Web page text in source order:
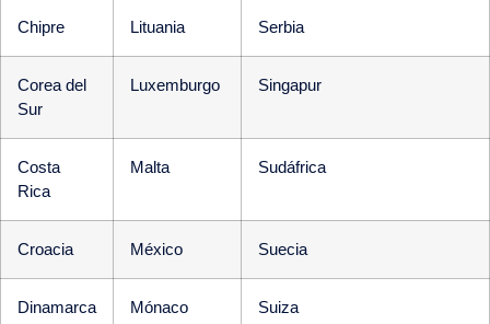
Chipre Lituania Serbia
Corea del
Sur
Luxemburgo Singapur
Costa
Rica
Malta Sudáfrica
Croacia México Suecia
Dinamarca Mónaco Suiza